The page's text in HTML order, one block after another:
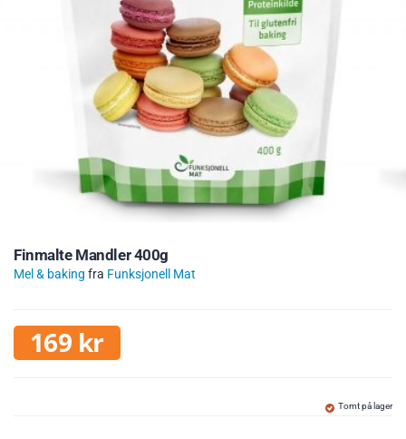
Finmalte Mandler 400g
Mel & baking fra Funksjonell Mat
169 kr
Tomt på lager